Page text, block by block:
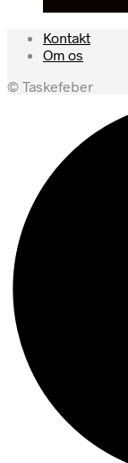
Kontakt
Om os
© Taskefeber